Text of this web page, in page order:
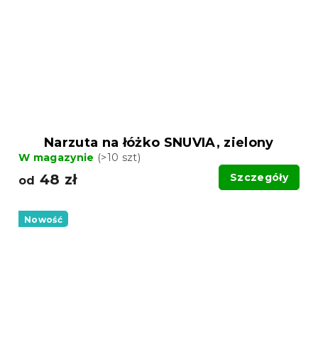
Narzuta na łóżko SNUVIA, zielony
W magazynie (>10 szt)
od 48 zł Szczegóły
Nowość